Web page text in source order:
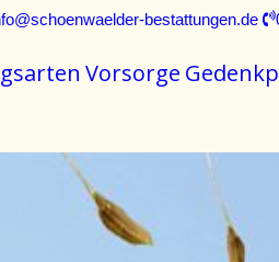
bestattungen.de
Vorsorge